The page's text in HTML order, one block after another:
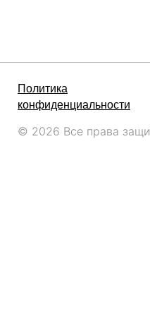
Политика
конфиденциальности
© 2026 Все права